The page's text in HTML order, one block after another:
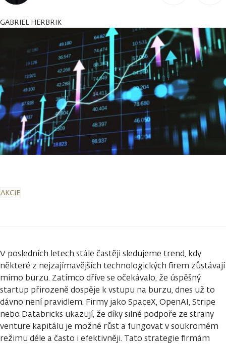
GABRIEL HERBRIK
AKCIE
V posledních letech stále častěji sledujeme trend, kdy
některé z nejzajímavějších technologických firem zůstávají
mimo burzu. Zatímco dříve se očekávalo, že úspěšný
startup přirozeně dospěje k vstupu na burzu, dnes už to
dávno není pravidlem. Firmy jako SpaceX, OpenAI, Stripe
nebo Databricks ukazují, že díky silné podpoře ze strany
venture kapitálu je možné růst a fungovat v soukromém
režimu déle a často i efektivněji. Tato strategie firmám